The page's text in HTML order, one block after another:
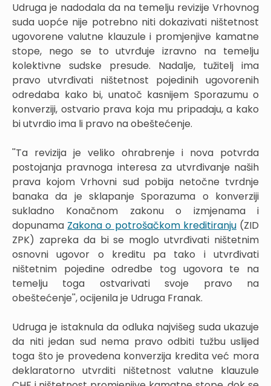
Udruga je nadodala da na temelju revizije Vrhovnog
suda uopće nije potrebno niti dokazivati ništetnost
ugovorene valutne klauzule i promjenjive kamatne
stope, nego se to utvrđuje izravno na temelju
kolektivne sudske presude. Nadalje, tužitelj ima
pravo utvrđivati ništetnost pojedinih ugovorenih
odredaba kako bi, unatoč kasnijem Sporazumu o
konverziji, ostvario prava koja mu pripadaju, a kako
bi utvrdio ima li pravo na obeštećenje.
''Ta revizija je veliko ohrabrenje i nova potvrda
postojanja pravnoga interesa za utvrđivanje naših
prava kojom Vrhovni sud pobija netočne tvrdnje
banaka da je sklapanje Sporazuma o konverziji
sukladno Konačnom zakonu o izmjenama i
dopunama Zakona o potrošačkom kreditiranju(ZID
ZPK) zapreka da bi se moglo utvrđivati ništetnim
osnovni ugovor o kreditu pa tako i utvrđivati
ništetnim pojedine odredbe tog ugovora te na
temelju toga ostvarivati svoje pravo na
obeštećenje'', ocijenila je Udruga Franak.
Udruga je istaknula da odluka najvišeg suda ukazuje
da niti jedan sud nema pravo odbiti tužbu uslijed
toga što je provedena konverzija kredita već mora
deklaratorno utvrditi ništetnost valutne klauzule